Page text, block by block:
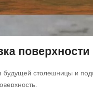
поверхности
столешницы и